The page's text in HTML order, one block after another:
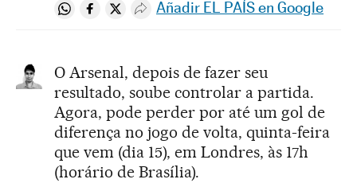
Compartir en Whatsapp
Compartir en Facebook
Compartir en Twitter
Desplegar Redes Sociales
Añadir EL PAÍS en Google
O Arsenal, depois de fazer seu
resultado, soube controlar a partida.
Agora, pode perder por até um gol de
diferença no jogo de volta, quinta-feira
que vem (dia 15), em Londres, às 17h
(horário de Brasília).